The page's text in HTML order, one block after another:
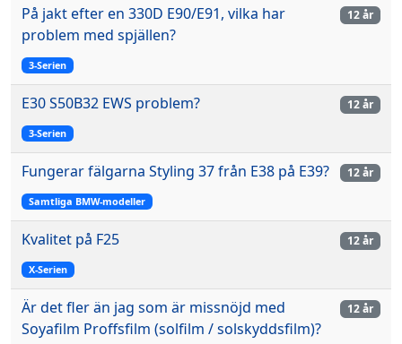
På jakt efter en 330D E90/E91, vilka har
problem med spjällen?
3-Serien
12 år
E30 S50B32 EWS problem?
3-Serien
12 år
Fungerar fälgarna Styling 37 från E38 på E39?
Samtliga BMW-modeller
12 år
Kvalitet på F25
X-Serien
12 år
Är det fler än jag som är missnöjd med
Soyafilm Proffsfilm (solfilm / solskyddsfilm)?
12 år